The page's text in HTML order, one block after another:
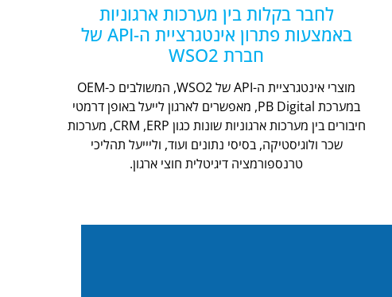
לחבר בקלות בין מערכות ארגוניות
באמצעות פתרון אינטגרציית ה-API של
חברת WSO2
מוצרי אינטגרציית ה-API של WSO2, המשולבים כ-OEM
במערכת PB Digital, מאפשרים לארגון לייעל באופן דרמטי
חיבורים בין מערכות ארגוניות שונות כגון CRM ,ERP, מערכות
שכר ולוגיסטיקה, בסיסי נתונים ועוד, וליייעל תהליכי
טרנספורמציה דיגיטלית חוצי ארגון.